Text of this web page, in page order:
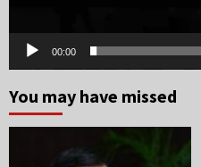
00:00
You may have missed